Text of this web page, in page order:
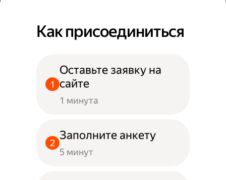
Как присоединиться
Оставьте заявку на
сайте
1 минута
Заполните анкету
5 минут